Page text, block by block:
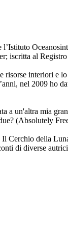
iscritta al
interiori e
nel 2009 ho
un'altra mia
(Absolutely
della
di diverse